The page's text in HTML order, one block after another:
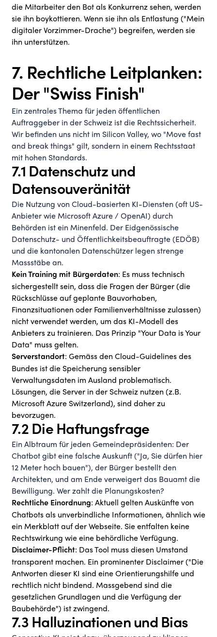
die Mitarbeiter den Bot als Konkurrenz sehen, werden
sie ihn boykottieren. Wenn sie ihn als Entlastung ("Mein
digitaler Vorzimmer-Drache") begreifen, werden sie
ihn unterstützen.
7. Rechtliche Leitplanken:
Der "Swiss Finish"
Ein zentrales Thema für jeden öffentlichen
Auftraggeber in der Schweiz ist die Rechtssicherheit.
Wir befinden uns nicht im Silicon Valley, wo "Move fast
and break things" gilt, sondern in einem Rechtsstaat
mit hohen Standards.
7.1 Datenschutz und
Datensouveränität
Die Nutzung von Cloud-basierten KI-Diensten (oft US-
Anbieter wie Microsoft Azure / OpenAI) durch
Behörden ist ein Minenfeld. Der Eidgenössische
Datenschutz- und Öffentlichkeitsbeauftragte (EDÖB)
und die kantonalen Datenschützer legen strenge
Massstäbe an.
Kein Training mit Bürgerdaten: Es muss technisch
sichergestellt sein, dass die Fragen der Bürger (die
Rückschlüsse auf geplante Bauvorhaben,
Finanzsituationen oder Familienverhältnisse zulassen)
nicht verwendet werden, um das KI-Modell des
Anbieters zu trainieren. Das Prinzip "Your Data is Your
Data" muss gelten.
Serverstandort: Gemäss den Cloud-Guidelines des
Bundes ist die Speicherung sensibler
Verwaltungsdaten im Ausland problematisch.
Lösungen, die Server in der Schweiz nutzen (z.B.
Microsoft Azure Switzerland), sind daher zu
bevorzugen.
7.2 Die Haftungsfrage
Ein Albtraum für jeden Gemeindepräsidenten: Der
Chatbot gibt eine falsche Auskunft ("Ja, Sie dürfen hier
12 Meter hoch bauen"), der Bürger bestellt den
Architekten, und am Ende verweigert das Bauamt die
Bewilligung. Wer zahlt die Planungskosten?
Rechtliche Einordnung: Aktuell gelten Auskünfte von
Chatbots als unverbindliche Informationen, ähnlich wie
ein Merkblatt auf der Webseite. Sie entfalten keine
Rechtswirkung wie eine behördliche Verfügung.
Disclaimer-Pflicht: Das Tool muss diesen Umstand
transparent machen. Ein prominenter Disclaimer ("Die
Antworten dieser KI sind eine Orientierungshilfe und
rechtlich nicht bindend. Massgebend sind die
gesetzlichen Grundlagen und die Verfügung der
Baubehörde") ist zwingend.
7.3 Halluzinationen und Bias